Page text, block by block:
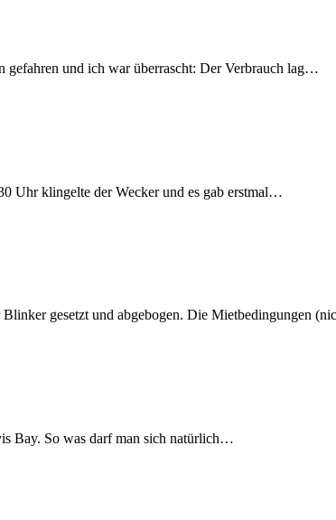
gefahren und ich war überrascht: Der Verbrauch lag…
Uhr klingelte der Wecker und es gab erstmal…
gesetzt und abgebogen. Die Mietbedingungen
Bay. So was darf man sich natürlich…